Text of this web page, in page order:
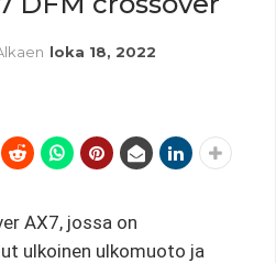
loka 18, 2022
AX7, jossa on
ulkoinen ulkomuoto ja